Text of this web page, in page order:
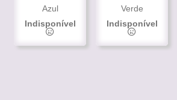
Azul
Indisponível
Verde
Indisponível